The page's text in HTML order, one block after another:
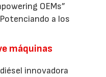
OEMs”
a los
máquinas
innovadora